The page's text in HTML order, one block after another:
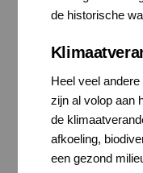
de historische
Heel veel
zijn al volop aan
de
afkoeling,
een gezond